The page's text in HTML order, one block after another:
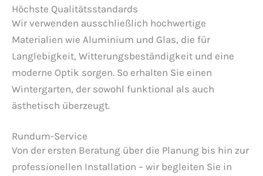
Höchste Qualitätsstandards
Wir verwenden ausschließlich hochwertige
Materialien wie Aluminium und Glas, die für
Langlebigkeit, Witterungsbeständigkeit und eine
moderne Optik sorgen. So erhalten Sie einen
Wintergarten, der sowohl funktional als auch
ästhetisch überzeugt.
Rundum-Service
Von der ersten Beratung über die Planung bis hin zur
professionellen Installation – wir begleiten Sie in